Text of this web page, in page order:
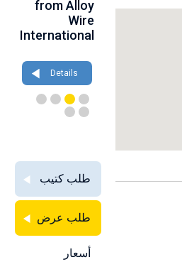
Farnborough
from Alloy
Wire
International
Details
طلب كتيب
طلب عرض
أسعار